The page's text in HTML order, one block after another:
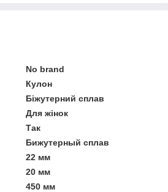
No brand
Кулон
Біжутерний сплав
Для жінок
Так
Бижутерный сплав
22 мм
20 мм
450 мм